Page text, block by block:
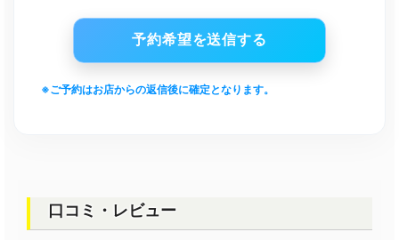
※ご予約はお店からの返信後に確定となります。
口コミ・レビュー